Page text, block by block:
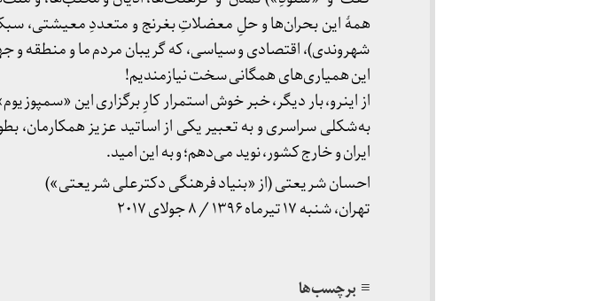
همهٔ این بحران‌ها و حلِ معضلاتِ بغرنج و متعددِ معیشتی،
شهروندی)، اقتصادی و سیاسی، که گریبان مردم ما و منطقه و
این همیاری‌های همگانی سخت نیازمندیم!
از اینرو، بار دیگر، خبر خوش استمرار کارِ برگزاری این
به‌شکلی سراسری و به تعبیر یکی از اساتید عزیز همکارمان،
ایران و خارج کشور، نوید می‌دهم؛ و به این امید.
احسان شریعتی (از «بنیاد فرهنگی دکترعلی شریعتی»)
تهران، شنبه ۱۷ تیرماه ۱۳۹۶ / ۸ جولای ۲۰۱۷
≡ برچسب‌ها